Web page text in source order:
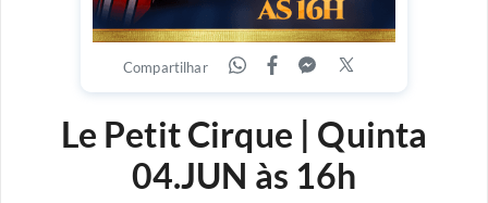
Compartilhar
Le Petit Cirque | Quinta
04.JUN às 16h